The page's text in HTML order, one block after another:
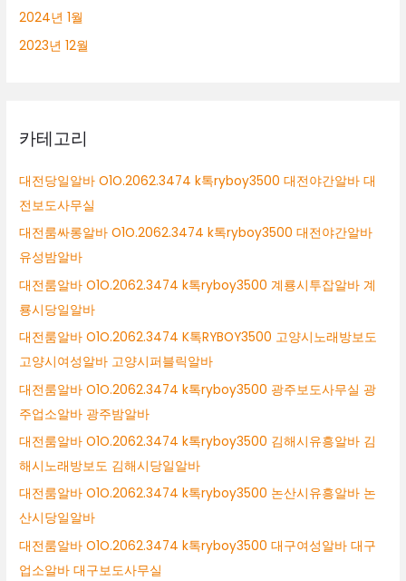
2024년 1월
2023년 12월
카테고리
대전당일알바 O1O.2062.3474 k톡ryboy3500 대전야간알바 대
전보도사무실
대전룸싸롱알바 O1O.2062.3474 k톡ryboy3500 대전야간알바
유성밤알바
대전룸알바 O1O.2062.3474 k톡ryboy3500 계룡시투잡알바 계
룡시당일알바
대전룸알바 O1O.2062.3474 K톡RYBOY3500 고양시노래방보도
고양시여성알바 고양시퍼블릭알바
대전룸알바 O1O.2062.3474 k톡ryboy3500 광주보도사무실 광
주업소알바 광주밤알바
대전룸알바 O1O.2062.3474 k톡ryboy3500 김해시유흥알바 김
해시노래방보도 김해시당일알바
대전룸알바 O1O.2062.3474 k톡ryboy3500 논산시유흥알바 논
산시당일알바
대전룸알바 O1O.2062.3474 k톡ryboy3500 대구여성알바 대구
업소알바 대구보도사무실